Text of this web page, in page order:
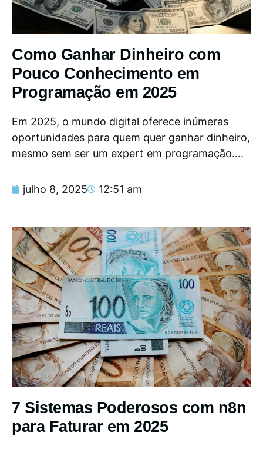
Como Ganhar Dinheiro com
Pouco Conhecimento em
Programação em 2025
Em 2025, o mundo digital oferece inúmeras
oportunidades para quem quer ganhar dinheiro,
mesmo sem ser um expert em programação....
julho 8, 2025 12:51 am
7 Sistemas Poderosos com n8n
para Faturar em 2025